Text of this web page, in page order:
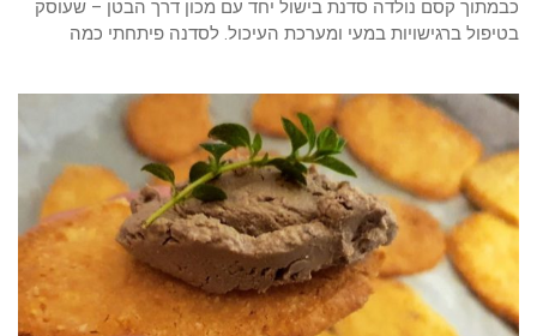
כבמתוך קסם נולדה סדנת בישול יחד עם מכון דרך הבטן – שעוסק
בטיפול ברגישויות במעי ומערכת העיכול. לסדנה פיתחתי כמה